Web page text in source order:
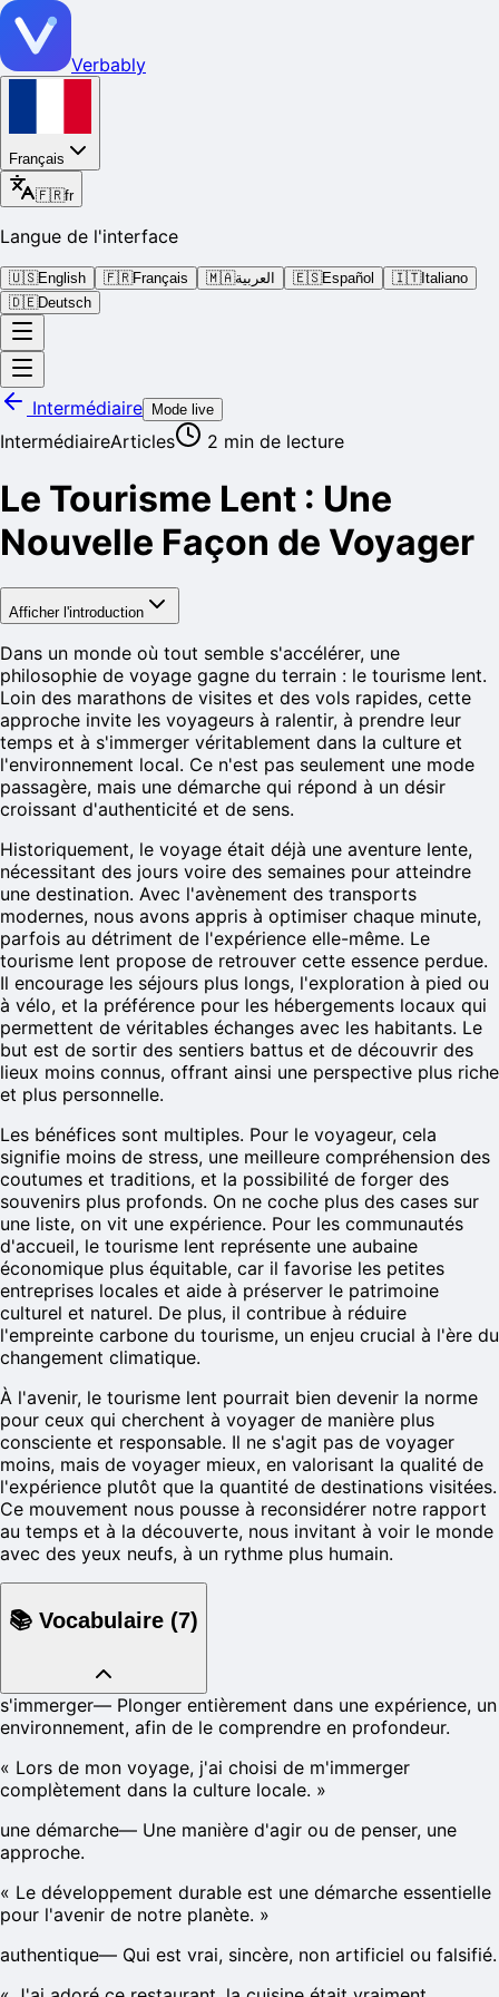
Verbably
Français
🇫🇷fr
Langue de l'interface
🇺🇸English 🇫🇷Français 🇲🇦العربية 🇪🇸Español 🇮🇹Italiano
🇩🇪Deutsch
Intermédiaire Mode live
IntermédiaireArticles 2 min de lecture
Le Tourisme Lent : Une
Nouvelle Façon de Voyager
Afficher l'introduction
Dans un monde où tout semble s'accélérer, une
philosophie de voyage gagne du terrain : le tourisme lent.
Loin des marathons de visites et des vols rapides, cette
approche invite les voyageurs à ralentir, à prendre leur
temps et à s'immerger véritablement dans la culture et
l'environnement local. Ce n'est pas seulement une mode
passagère, mais une démarche qui répond à un désir
croissant d'authenticité et de sens.
Historiquement, le voyage était déjà une aventure lente,
nécessitant des jours voire des semaines pour atteindre
une destination. Avec l'avènement des transports
modernes, nous avons appris à optimiser chaque minute,
parfois au détriment de l'expérience elle-même. Le
tourisme lent propose de retrouver cette essence perdue.
Il encourage les séjours plus longs, l'exploration à pied ou
à vélo, et la préférence pour les hébergements locaux qui
permettent de véritables échanges avec les habitants. Le
but est de sortir des sentiers battus et de découvrir des
lieux moins connus, offrant ainsi une perspective plus riche
et plus personnelle.
Les bénéfices sont multiples. Pour le voyageur, cela
signifie moins de stress, une meilleure compréhension des
coutumes et traditions, et la possibilité de forger des
souvenirs plus profonds. On ne coche plus des cases sur
une liste, on vit une expérience. Pour les communautés
d'accueil, le tourisme lent représente une aubaine
économique plus équitable, car il favorise les petites
entreprises locales et aide à préserver le patrimoine
culturel et naturel. De plus, il contribue à réduire
l'empreinte carbone du tourisme, un enjeu crucial à l'ère du
changement climatique.
À l'avenir, le tourisme lent pourrait bien devenir la norme
pour ceux qui cherchent à voyager de manière plus
consciente et responsable. Il ne s'agit pas de voyager
moins, mais de voyager mieux, en valorisant la qualité de
l'expérience plutôt que la quantité de destinations visitées.
Ce mouvement nous pousse à reconsidérer notre rapport
au temps et à la découverte, nous invitant à voir le monde
avec des yeux neufs, à un rythme plus humain.
📚 Vocabulaire (7)
s'immerger— Plonger entièrement dans une expérience, un
environnement, afin de le comprendre en profondeur.
« Lors de mon voyage, j'ai choisi de m'immerger
complètement dans la culture locale. »
une démarche— Une manière d'agir ou de penser, une
approche.
« Le développement durable est une démarche essentielle
pour l'avenir de notre planète. »
authentique— Qui est vrai, sincère, non artificiel ou falsifié.